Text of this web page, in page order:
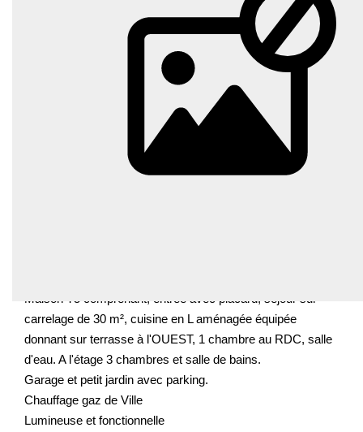
Maison T5 comprenant, entrée avec placard, séjour sur
carrelage de 30 m², cuisine en L aménagée équipée
donnant sur terrasse à l'OUEST, 1 chambre au RDC, salle
d'eau. A l'étage 3 chambres et salle de bains.
Garage et petit jardin avec parking.
Chauffage gaz de Ville
Lumineuse et fonctionnelle